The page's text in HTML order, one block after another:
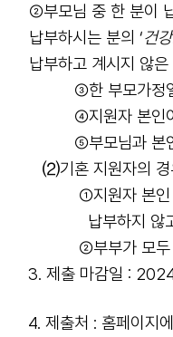
②부모님 중 한 분이
납부하시는 분의 ‘건
납부하고 계시지 않은
③한 부모가정
④지원자 본인
⑤부모님과 본
⑵기혼 지원자의 경
①지원자 본인
납부하지 않
②부부가 모두
3. 제출 마감일 :
4. 제출처 : 홈페이지